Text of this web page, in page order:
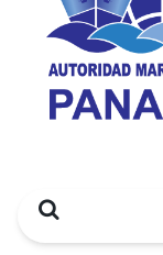
Search